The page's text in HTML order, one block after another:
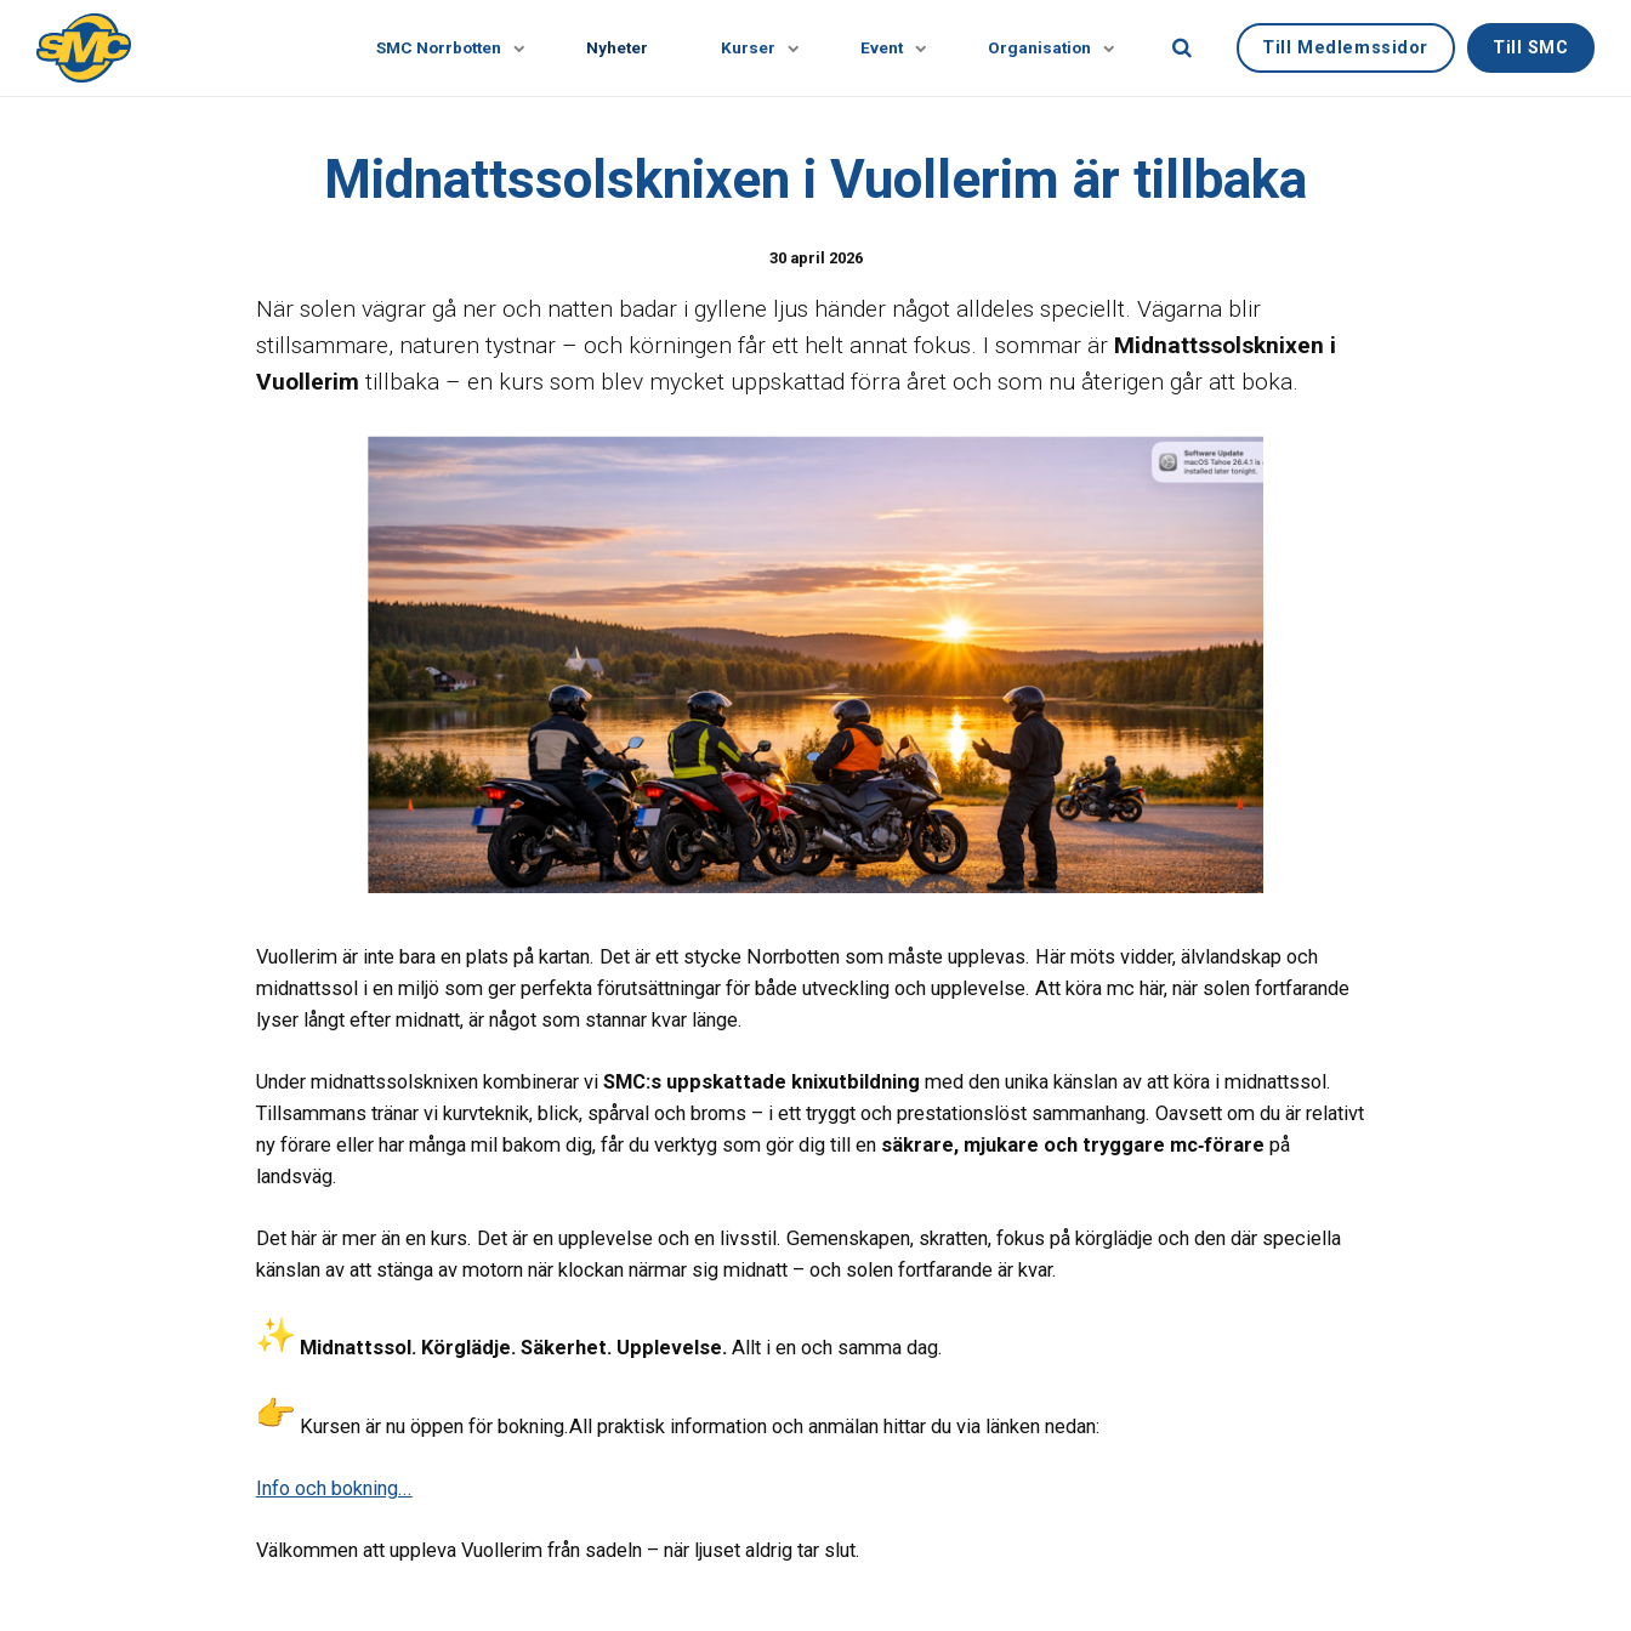
SMC Norrbotten Nyheter Kurser Event Organisation Till Medlemssidor Till SMC
Midnattssolsknixen i Vuollerim är tillbaka
30 april 2026
När solen vägrar gå ner och natten badar i gyllene ljus händer något alldeles speciellt. Vägarna blir
stillsammare, naturen tystnar – och körningen får ett helt annat fokus. I sommar är Midnattssolsknixen i
Vuollerim tillbaka – en kurs som blev mycket uppskattad förra året och som nu återigen går att boka.
Vuollerim är inte bara en plats på kartan. Det är ett stycke Norrbotten som måste upplevas. Här möts vidder, älvlandskap och
midnattssol i en miljö som ger perfekta förutsättningar för både utveckling och upplevelse. Att köra mc här, när solen fortfarande
lyser långt efter midnatt, är något som stannar kvar länge.
Under midnattssolsknixen kombinerar vi SMC:s uppskattade knixutbildning med den unika känslan av att köra i midnattssol.
Tillsammans tränar vi kurvteknik, blick, spårval och broms – i ett tryggt och prestationslöst sammanhang. Oavsett om du är relativt
ny förare eller har många mil bakom dig, får du verktyg som gör dig till en säkrare, mjukare och tryggare mc‑förare på
landsväg.
Det här är mer än en kurs. Det är en upplevelse och en livsstil. Gemenskapen, skratten, fokus på körglädje och den där speciella
känslan av att stänga av motorn när klockan närmar sig midnatt – och solen fortfarande är kvar.
Midnattssol. Körglädje. Säkerhet. Upplevelse. Allt i en och samma dag.
Kursen är nu öppen för bokning.All praktisk information och anmälan hittar du via länken nedan:
Info och bokning...
Välkommen att uppleva Vuollerim från sadeln – när ljuset aldrig tar slut.